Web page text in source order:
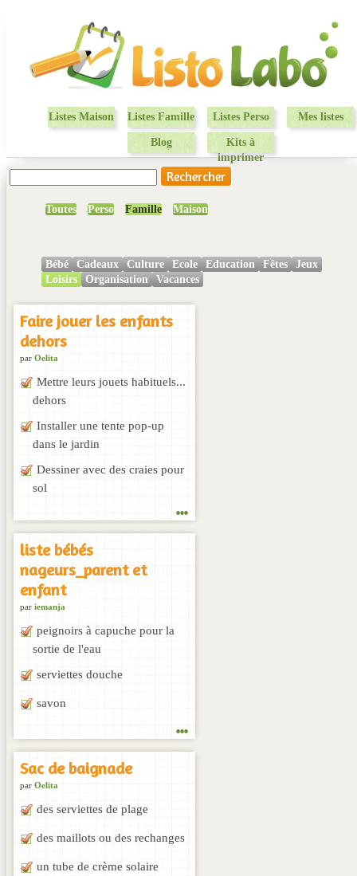
Listes Maison Listes Famille Listes Perso Mes listes
Blog
Kits à
imprimer
Toutes Perso Famille Maison
Bébé Cadeaux Culture Ecole Education Fêtes
Jeux
Loisirs
Organisation Vacances
Faire jouer les enfants
dehors
par Oelita
Mettre leurs jouets habituels...
dehors
Installer une tente pop-up
dans le jardin
Dessiner avec des craies pour
sol
...
liste bébés
nageurs_parent et
enfant
par iemanja
peignoirs à capuche pour la
sortie de l'eau
serviettes douche
savon
...
Sac de baignade
par Oelita
des serviettes de plage
des maillots ou des rechanges
un tube de crème solaire